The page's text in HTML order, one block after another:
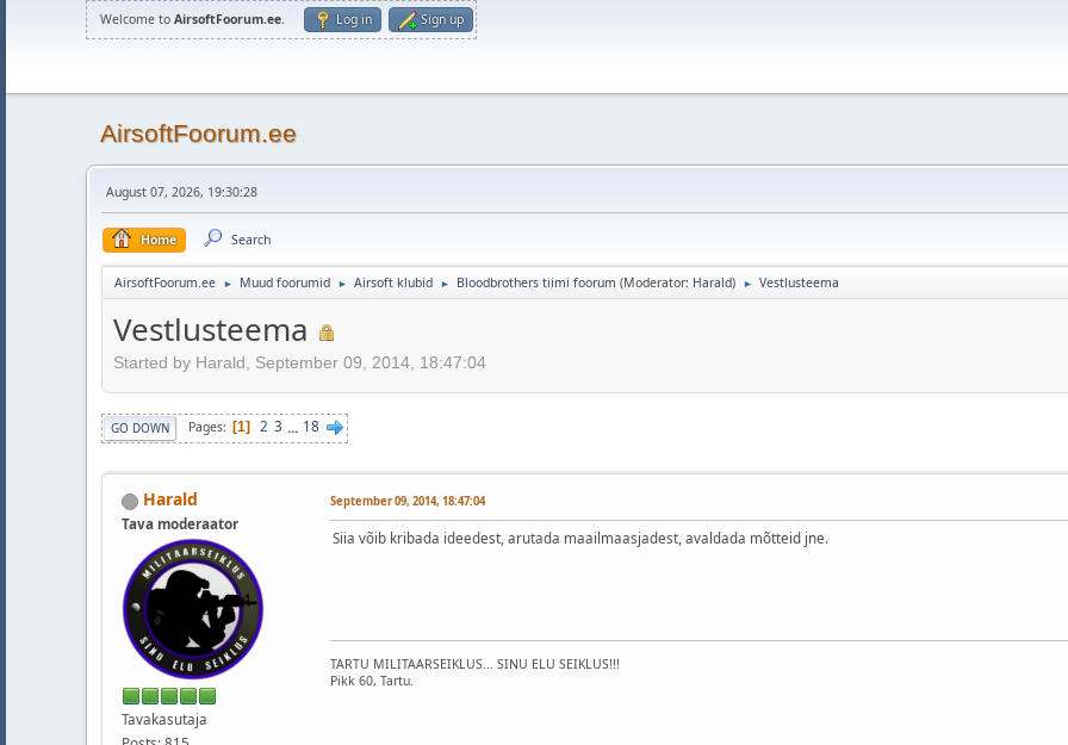
Welcome to AirsoftFoorum.ee. Log in Sign up
AirsoftFoorum.ee
August 07, 2026, 19:30:28
Home Search
AirsoftFoorum.ee ► Muud foorumid ► Airsoft klubid ► Bloodbrothers tiimi foorum (Moderator: Harald) ► Vestlusteema
Vestlusteema
Started by Harald, September 09, 2014, 18:47:04
GO DOWN Pages 1 2 3 ... 18
Harald
Tava moderaator
Tavakasutaja
September 09, 2014, 18:47:04
Siia võib kribada ideedest, arutada maailmaasjadest, avaldada mõtteid jne.
TARTU MILITAARSEIKLUS... SINU ELU SEIKLUS!!!
Pikk 60, Tartu.